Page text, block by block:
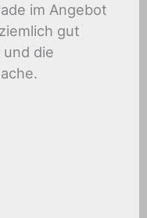
im Angebot
gut
die